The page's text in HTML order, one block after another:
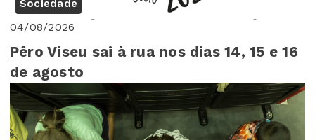
Sociedade
04/08/2026
Pêro Viseu sai à rua nos dias 14, 15 e 16
de agosto